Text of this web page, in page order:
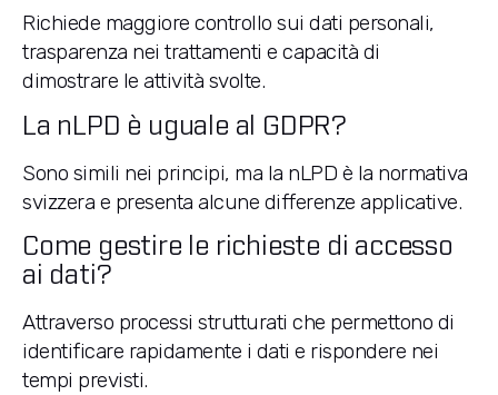
Richiede maggiore controllo sui dati personali,
trasparenza nei trattamenti e capacità di
dimostrare le attività svolte.
La nLPD è uguale al GDPR?
Sono simili nei principi, ma la nLPD è la normativa
svizzera e presenta alcune differenze applicative.
Come gestire le richieste di accesso
ai dati?
Attraverso processi strutturati che permettono di
identificare rapidamente i dati e rispondere nei
tempi previsti.